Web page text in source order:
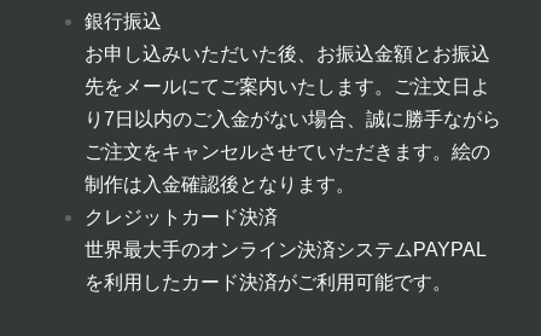
銀行振込
お申し込みいただいた後、お振込金額とお振込
先をメールにてご案内いたします。ご注文日よ
り7日以内のご入金がない場合、誠に勝手ながら
ご注文をキャンセルさせていただきます。絵の
制作は入金確認後となります。
クレジットカード決済
世界最大手のオンライン決済システムPAYPAL
を利用したカード決済がご利用可能です。